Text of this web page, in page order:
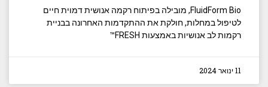
FluidForm Bio, מובילה בפיתוח רקמה אנושית דמוית חיים
לטיפול במחלות, חולקת את ההתקדמות האחרונה בבניית
רקמות לב אנושיות באמצעות FRESH™
11 ינואר 2024